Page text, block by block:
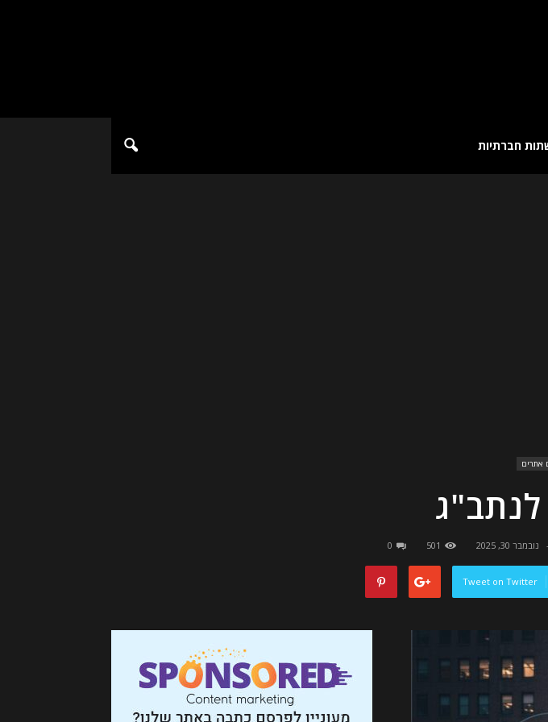
חברתיות
אתרים
- נובמבר 30, 2025 501
0
Tweet on Twitter